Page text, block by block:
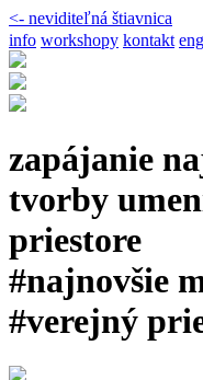
<- neviditeľná štiavnica
info workshopy kontakt eng
zapájanie
tvorby
priestore
#najnovšie
#verejný